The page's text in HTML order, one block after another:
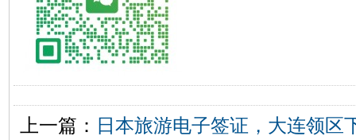
上一篇： 日本旅游电子签证，大连领区